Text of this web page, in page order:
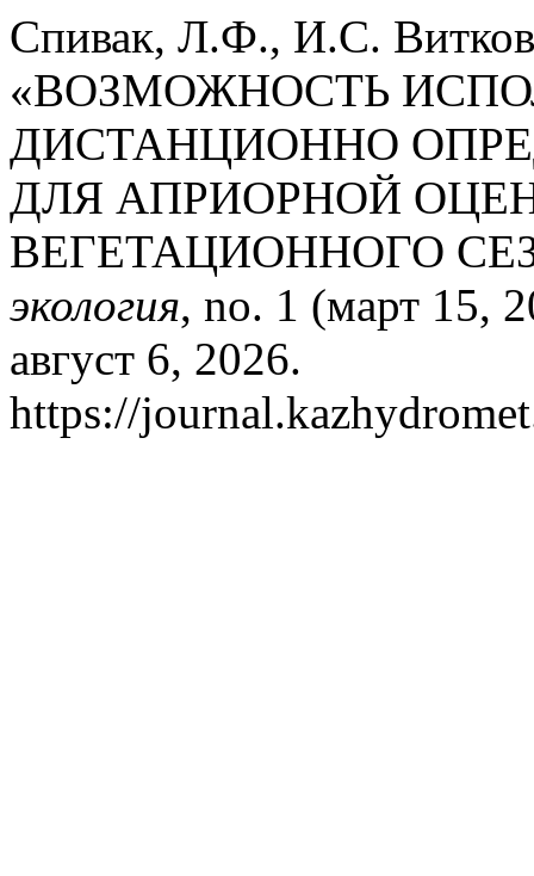
Спивак, Л.Ф., И.С.
«ВОЗМОЖНОСТЬ
ДИСТАНЦИОННО
ДЛЯ АПРИОРНОЙ
ВЕГЕТАЦИОННОГО
экология, no. 1 (март 15,
август 6, 2026.
https://